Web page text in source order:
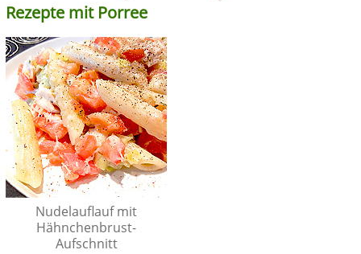
Rezepte mit Porree
Nudelauflauf mit
Hähnchenbrust-
Aufschnitt